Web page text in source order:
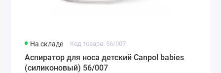
На складе Код товара: 56/007
Аспиратор для носа детский Canpol babies
(силиконовый) 56/007